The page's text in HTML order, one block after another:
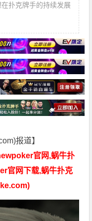
扑克牌手的持续发展
报道】
官网,蜗牛扑
官网下载,蜗牛扑克